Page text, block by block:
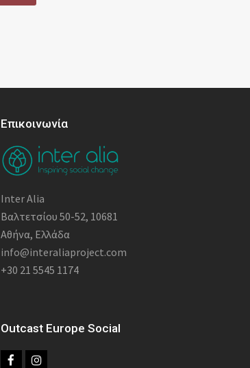
Επικοινωνία
Inter Alia
Βαλτετσίου 50-52, 10681
Αθήνα, Ελλάδα
info@interaliaproject.com
+30 21 5545 1174
Outcast Europe Social
I